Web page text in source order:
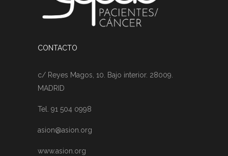
CONTACTO
c/ Reyes Magos, 10. Bajo interior. 28009.
MADRID
Tel. 91 504 0998
asion@asion.org
www.asion.org